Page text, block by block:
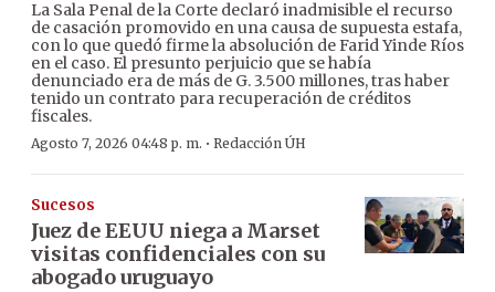
La Sala Penal de la Corte declaró inadmisible el recurso
de casación promovido en una causa de supuesta estafa,
con lo que quedó firme la absolución de Farid Yinde Ríos
en el caso. El presunto perjuicio que se había
denunciado era de más de G. 3.500 millones, tras haber
tenido un contrato para recuperación de créditos
fiscales.
Agosto 7, 2026 04:48 p. m. · Redacción ÚH
Sucesos
Juez de EEUU niega a Marset
visitas confidenciales con su
abogado uruguayo